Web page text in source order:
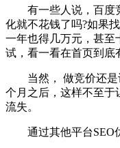
有一些人说，百度竞
化就不花钱了吗?如果
一年也得几万元，甚至
试，看一看在首页到底
当然， 做竞价还是
个月之后，这样不至于
流失。
通过其他平台SEO